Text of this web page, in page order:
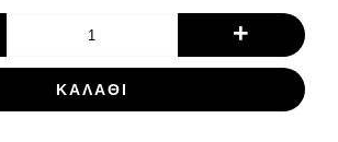
+
ΚΑΛΆΘΙ